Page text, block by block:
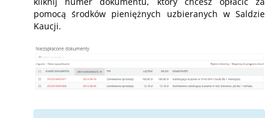
pomocą środków pieniężnych uzbieranych w Saldzie
Kaucji.